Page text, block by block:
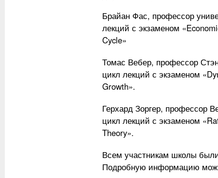
Брайан Фас, профессор
лекций с экзаменом
Cycle»
Томас Вебер, профессор
цикл лекций с экзаменом
Growth».
Герхард Зоргер, профессор
цикл лекций с экзаменом
Theory».
Всем участникам школы
Подробную информацию